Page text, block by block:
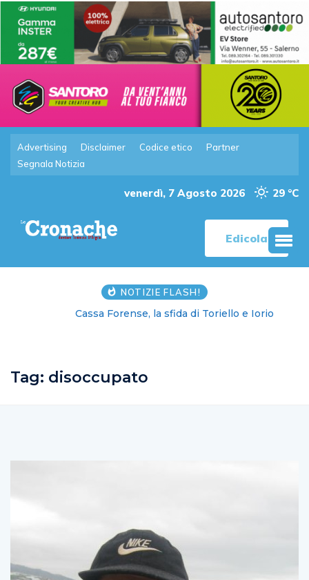
Advertising Disclaimer Codice etico
Partner
Segnala Notizia
venerdì, 7 Agosto 2026 29 °C
Edicola
NOTIZIE FLASH!
Cassa Forense, la sfida di Toriello e Iorio